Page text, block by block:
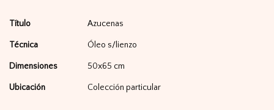
Título Azucenas
Técnica Óleo s/lienzo
Dimensiones 50x65 cm
Ubicación Colección particular